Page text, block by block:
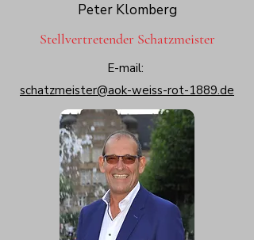
Peter Klomberg
Stellvertretender Schatzmeister
E-mail:
schatzmeister@aok-weiss-rot-1889.de